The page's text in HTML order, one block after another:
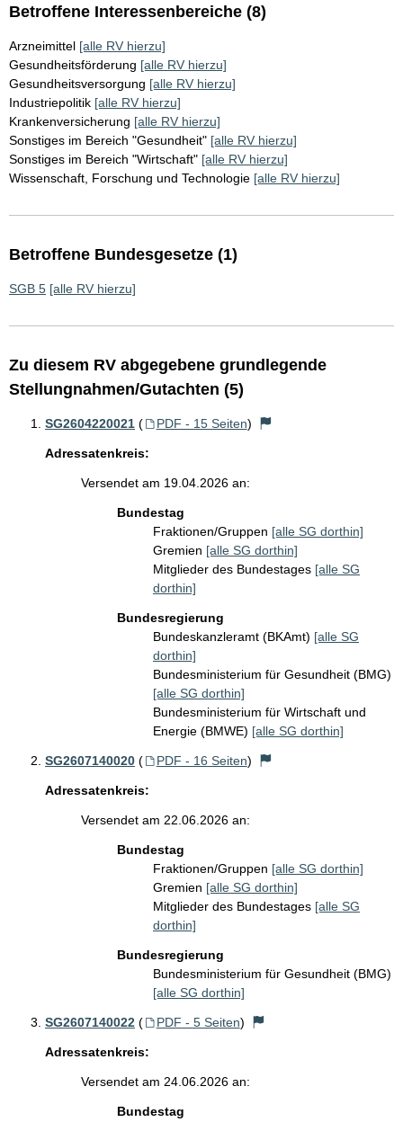
Betroffene Interessenbereiche (8)
Arzneimittel [alle RV hierzu]
Gesundheitsförderung [alle RV hierzu]
Gesundheitsversorgung [alle RV hierzu]
Industriepolitik [alle RV hierzu]
Krankenversicherung [alle RV hierzu]
Sonstiges im Bereich "Gesundheit" [alle RV hierzu]
Sonstiges im Bereich "Wirtschaft" [alle RV hierzu]
Wissenschaft, Forschung und Technologie [alle RV hierzu]
Betroffene Bundesgesetze (1)
SGB 5 [alle RV hierzu]
Zu diesem RV abgegebene grundlegende
Stellungnahmen/Gutachten (5)
SG2604220021 ( PDF - 15 Seiten)
Adressatenkreis:
Versendet am 19.04.2026 an:
Bundestag
Fraktionen/Gruppen [alle SG dorthin]
Gremien [alle SG dorthin]
Mitglieder des Bundestages [alle SG
dorthin]
Bundesregierung
Bundeskanzleramt (BKAmt) [alle SG
dorthin]
Bundesministerium für Gesundheit (BMG)
[alle SG dorthin]
Bundesministerium für Wirtschaft und
Energie (BMWE) [alle SG dorthin]
SG2607140020 ( PDF - 16 Seiten)
Adressatenkreis:
Versendet am 22.06.2026 an:
Bundestag
Fraktionen/Gruppen [alle SG dorthin]
Gremien [alle SG dorthin]
Mitglieder des Bundestages [alle SG
dorthin]
Bundesregierung
Bundesministerium für Gesundheit (BMG)
[alle SG dorthin]
SG2607140022 ( PDF - 5 Seiten)
Adressatenkreis:
Versendet am 24.06.2026 an:
Bundestag